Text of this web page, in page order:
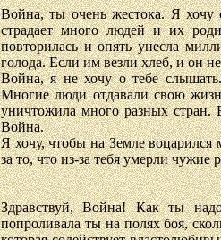
Война, ты очень жестока. Я хочу
страдает много людей и их
повторилась и опять унесла
голода. Если им везли хлеб, и он
Война, я не хочу о тебе
Многие люди отдавали свою
уничтожила много разных
Война.
Я хочу, чтобы на Земле
за то, что из-за тебя умерли
Здравствуй, Война! Как ты
попроливала ты на полях боя,